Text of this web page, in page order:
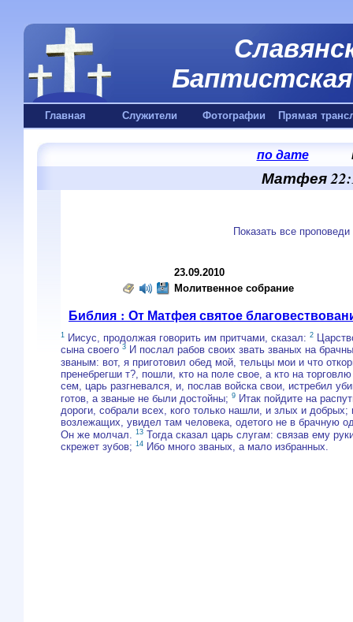
Главная Служители Фотографии Прямая
по дате
Матфея
Показать все
23.09.2010
Молитвенное собрание
Библия : От Матфея святое
1 Иисус, продолжая говорить им притчами, сказал: 2
сына своего 3 И послал рабов своих звать званых на
званым: вот, я приготовил обед мой, тельцы мои и что
пренебрегши т?, пошли, кто на поле свое, а кто на
сем, царь разгневался, и, послав войска свои, истребил
готов, а званые не были достойны; 9 Итак пойдите на
дороги, собрали всех, кого только нашли, и злых и
возлежащих, увидел там человека, одетого не в брачную
Он же молчал.
13 Тогда сказал царь слугам: связав ему
скрежет зубов; 14 Ибо много званых, а мало избранных.